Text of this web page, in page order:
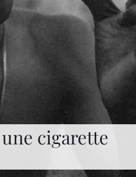
cigarette